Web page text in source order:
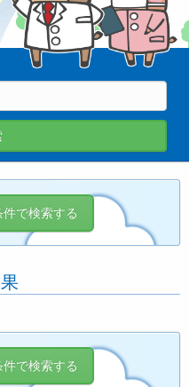
で検索する
で検索する